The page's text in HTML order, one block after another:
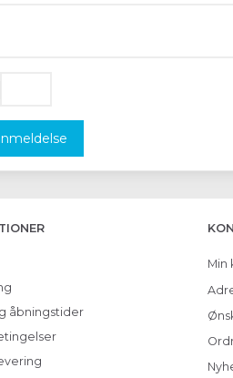
åbningstider
Min